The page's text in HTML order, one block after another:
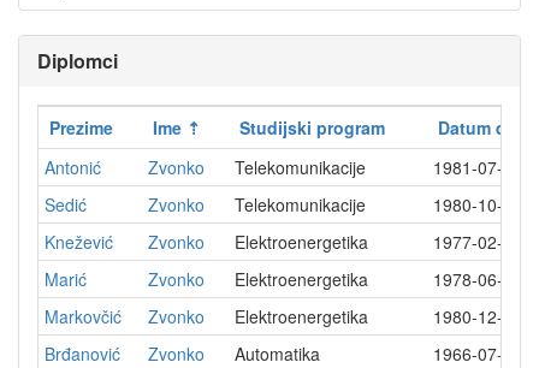
Diplomci
Prezime Ime Studijski program
Datum
Antonić
Zvonko Telekomunikacije
1981-07-01
Sedić
Zvonko Telekomunikacije
1980-10-03
Knežević
Zvonko Elektroenergetika
1977-02-04
Marić
Zvonko Elektroenergetika
1978-06-30
Markovčić
Zvonko Elektroenergetika
1980-12-04
Brđanović
Zvonko Automatika
1966-07-15